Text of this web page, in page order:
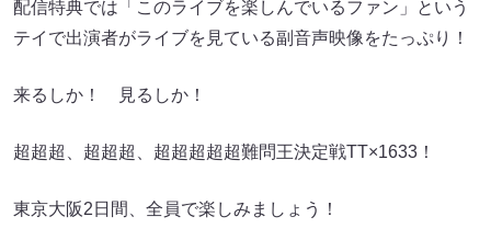
配信特典では「このライブを楽しんでいるファン」という
テイで出演者がライブを見ている副音声映像をたっぷり！
来るしか！ 見るしか！
超超超、超超超、超超超超超難問王決定戦TT×1633！
東京大阪2日間、全員で楽しみましょう！